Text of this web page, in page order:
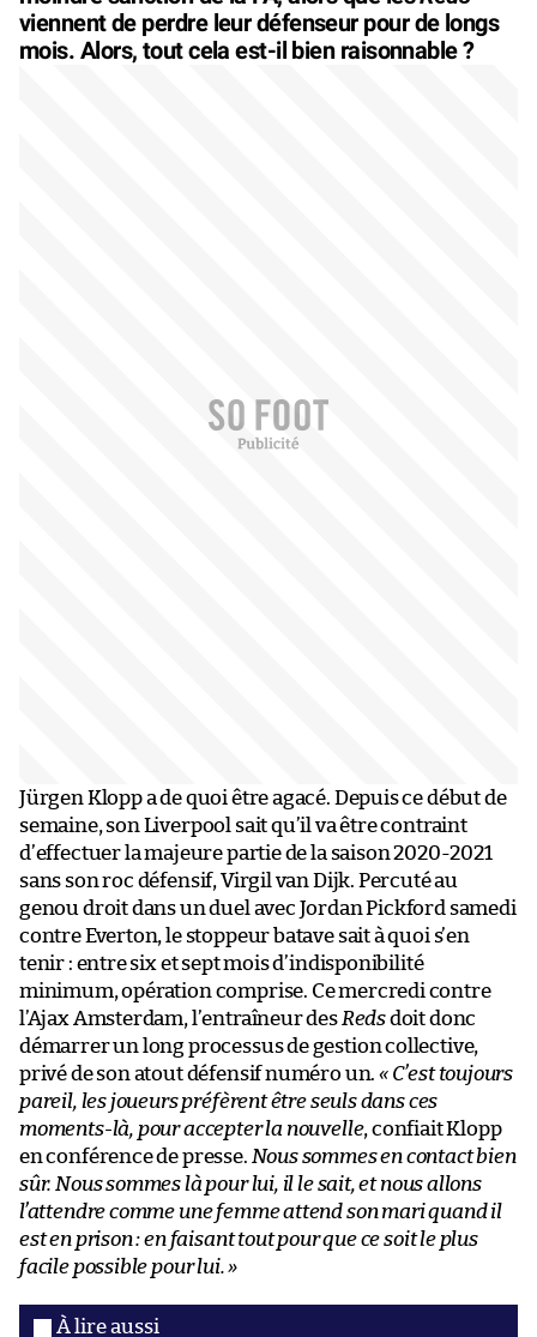
viennent de perdre leur défenseur pour de longs
mois. Alors, tout cela est-il bien raisonnable ?
Jürgen Klopp a de quoi être agacé. Depuis ce début de
semaine, son Liverpool sait qu’il va être contraint
d’effectuer la majeure partie de la saison 2020-2021
sans son roc défensif, Virgil van Dijk. Percuté au
genou droit dans un duel avec Jordan Pickford samedi
contre Everton, le stoppeur batave sait à quoi s’en
tenir : entre six et sept mois d’indisponibilité
minimum, opération comprise. Ce mercredi contre
l’Ajax Amsterdam, l’entraîneur des Redsdoit donc
démarrer un long processus de gestion collective,
privé de son atout défensif numéro un. « C’est toujours
pareil, les joueurs préfèrent être seuls dans ces
moments-là, pour accepter la nouvelle, confiait Klopp
en conférence de presse. Nous sommes en contact bien
sûr. Nous sommes là pour lui, il le sait, et nous allons
l’attendre comme une femme attend son mari quand il
est en prison : en faisant tout pour que ce soit le plus
facile possible pour lui. »